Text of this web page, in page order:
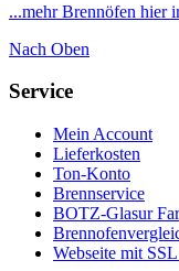
...mehr Brennöfen hier
Nach Oben
Service
Mein Account
Lieferkosten
Ton-Konto
Brennservice
BOTZ-Glasur
Webseite mit